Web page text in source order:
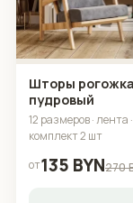
Шторы рогожка
пудровый
12 размеров · лента ·
комплект 2 шт
от135 BYN270